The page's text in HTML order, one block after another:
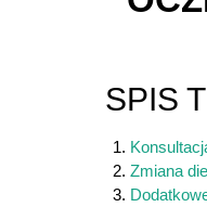
SPIS
Zmiana